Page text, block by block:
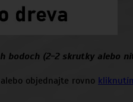
(2-2 skrutky alebo
objednajte rovno